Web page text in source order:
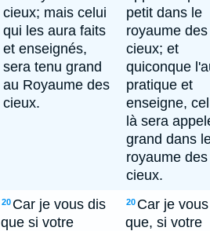
cieux; mais celui
qui les aura faits
et enseignés,
sera tenu grand
au Royaume des
cieux.
petit dans le
royaume des
cieux; et
quiconque
pratique et
enseigne,
là sera
grand dans
royaume des
cieux.
20 Car je vous dis
que si votre
20 Car je
que, si votre